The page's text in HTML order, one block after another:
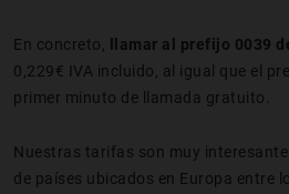
En concreto,
llamar al prefijo 0039
0,229€ IVA incluido, al igual que el
primer minuto de llamada gratuito.
Nuestras tarifas son muy
de países ubicados en Europa entre